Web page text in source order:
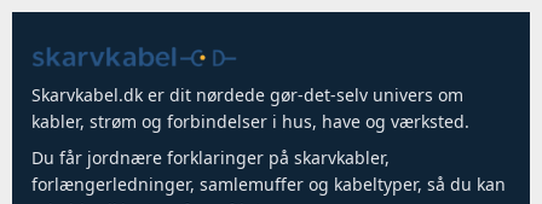
Skarvkabel.dk er dit nørdede gør-det-selv univers om
kabler, strøm og forbindelser i hus, have og værksted.
Du får jordnære forklaringer på skarvkabler,
forlængerledninger, samlemuffer og kabeltyper, så du kan